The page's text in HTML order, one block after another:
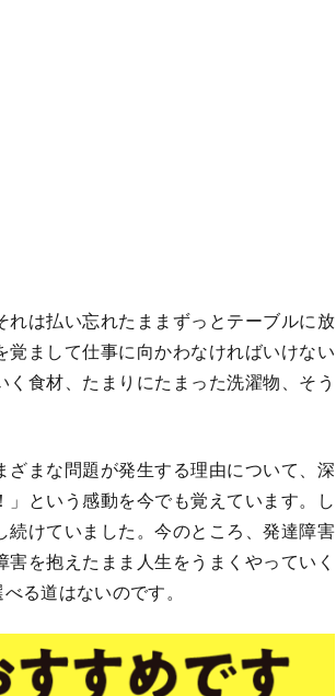
は払い忘れたままずっとテーブルに放
まして仕事に向かわなければいけない
食材、たまりにたまった洗濯物、そう
まな問題が発生する理由について、深
という感動を今でも覚えています。し
けていました。今のところ、発達障害
を抱えたまま人生をうまくやっていく
る道はないのです。